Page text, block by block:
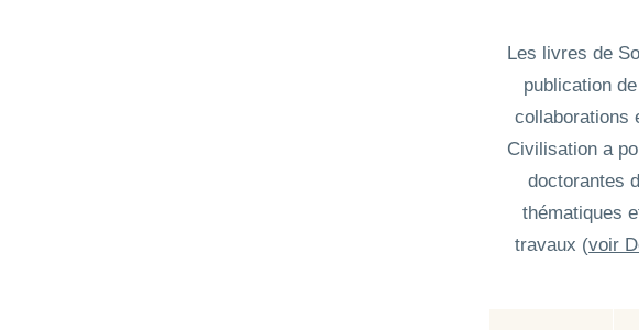
Les livres de
publication
collaborations
Civilisation a
doctorantes
thématiques
travaux (voir